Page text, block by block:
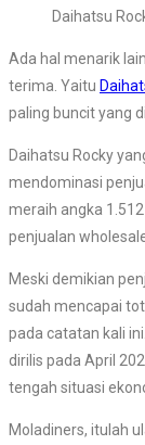
Daihatsu
Ada hal menarik
terima. Yaitu
paling buncit yang
Daihatsu Rocky
mendominasi
meraih angka
penjualan
Meski demikian
sudah mencapai
pada catatan kali
dirilis pada April
tengah situasi
Moladiners, itulah